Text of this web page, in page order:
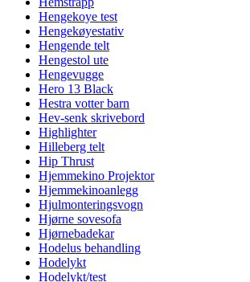
Hengekoye test
Hengekøyestativ
Hengende telt
Hengestol ute
Hengevugge
Hero 13 Black
Hestra votter barn
Hev-senk skrivebord
Highlighter
Hilleberg telt
Hip Thrust
Hjemmekino Projektor
Hjemmekinoanlegg
Hjulmonteringsvogn
Hjørne sovesofa
Hjørnebadekar
Hodelus behandling
Hodelykt
Hodelykt/test